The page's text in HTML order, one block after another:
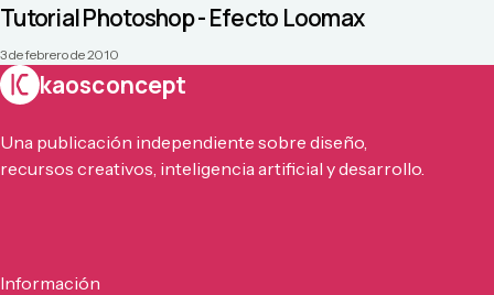
Tutorial Photoshop - Efecto Loomax
3 de febrero de 2010
kaosconcept
Una publicación independiente sobre diseño,
recursos creativos, inteligencia artificial y desarrollo.
Información